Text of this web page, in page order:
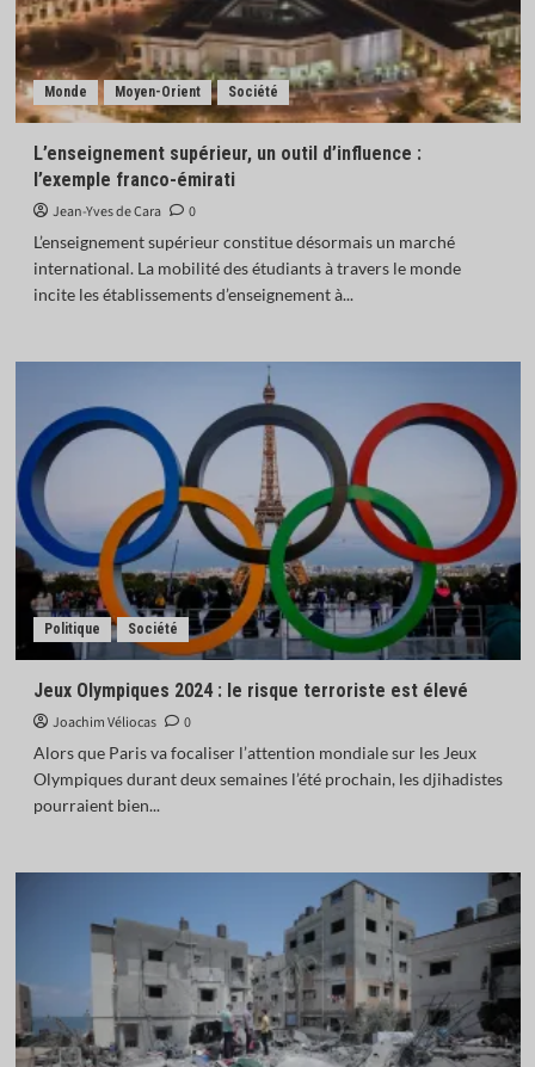
Monde Moyen-Orient Société
L’enseignement supérieur, un outil d’influence :
l’exemple franco-émirati
Jean-Yves de Cara
0
L’enseignement supérieur constitue désormais un marché
international. La mobilité des étudiants à travers le monde
incite les établissements d’enseignement à...
Politique Société
Jeux Olympiques 2024 : le risque terroriste est élevé
Joachim Véliocas
0
Alors que Paris va focaliser l’attention mondiale sur les Jeux
Olympiques durant deux semaines l’été prochain, les djihadistes
pourraient bien...